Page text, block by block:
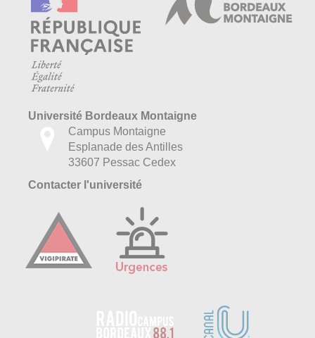
Université Bordeaux Montaigne
Campus Montaigne
Esplanade des Antilles
33607 Pessac Cedex
Contacter l'université